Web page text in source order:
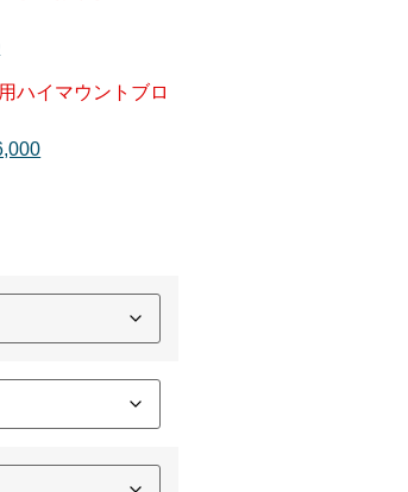
ハイマウントブロ